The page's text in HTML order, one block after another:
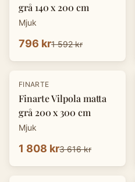
grå 140 x 200 cm
Mjuk
796 kr1 592 kr
-50 %
FINARTE
Finarte Vilpola matta
grå 200 x 300 cm
Mjuk
1 808 kr3 616 kr